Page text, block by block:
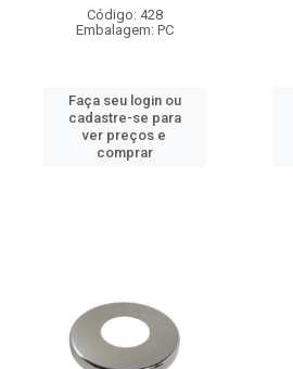
Código: 428
Embalagem: PC
Faça seu login ou
cadastre-se para
ver preços e
comprar